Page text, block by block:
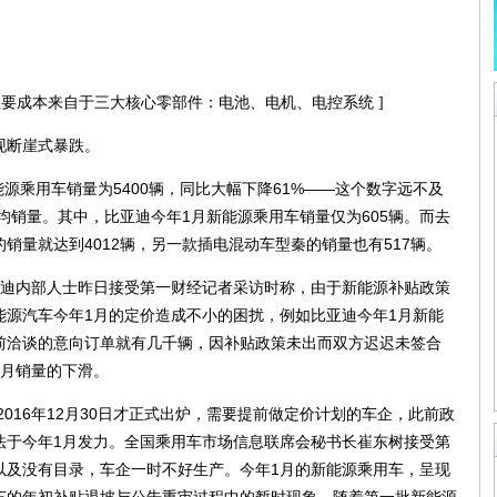
本来自于三大核心零部件：电池、电机、电控系统 ]
崖式暴跌。
用车销量为5400辆，同比大幅下降61%——这个数字远不及
销量。其中，比亚迪今年1月新能源乘用车销量仅为605辆。而去
量就达到4012辆，另一款插电混动车型秦的销量也有517辆。
部人士昨日接受第一财经记者采访时称，由于新能源补贴政策
汽车今年1月的定价造成不小的困扰，例如比亚迪今年1月新能
谈的意向订单就有几千辆，因补贴政策未出而双方迟迟未签合
销量的下滑。
年12月30日才正式出炉，需要提前做定价计划的车企，此前政
今年1月发力。全国乘用车市场信息联席会秘书长崔东树接受第
没有目录，车企一时不好生产。今年1月的新能源乘用车，呈现